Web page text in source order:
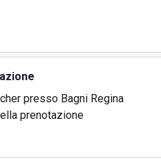
presso Bagni Regina
prenotazione